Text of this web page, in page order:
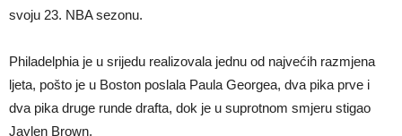
svoju 23. NBA sezonu.
Philadelphia je u srijedu realizovala jednu od najvećih razmjena
ljeta, pošto je u Boston poslala Paula Georgea, dva pika prve i
dva pika druge runde drafta, dok je u suprotnom smjeru stigao
Jaylen Brown.